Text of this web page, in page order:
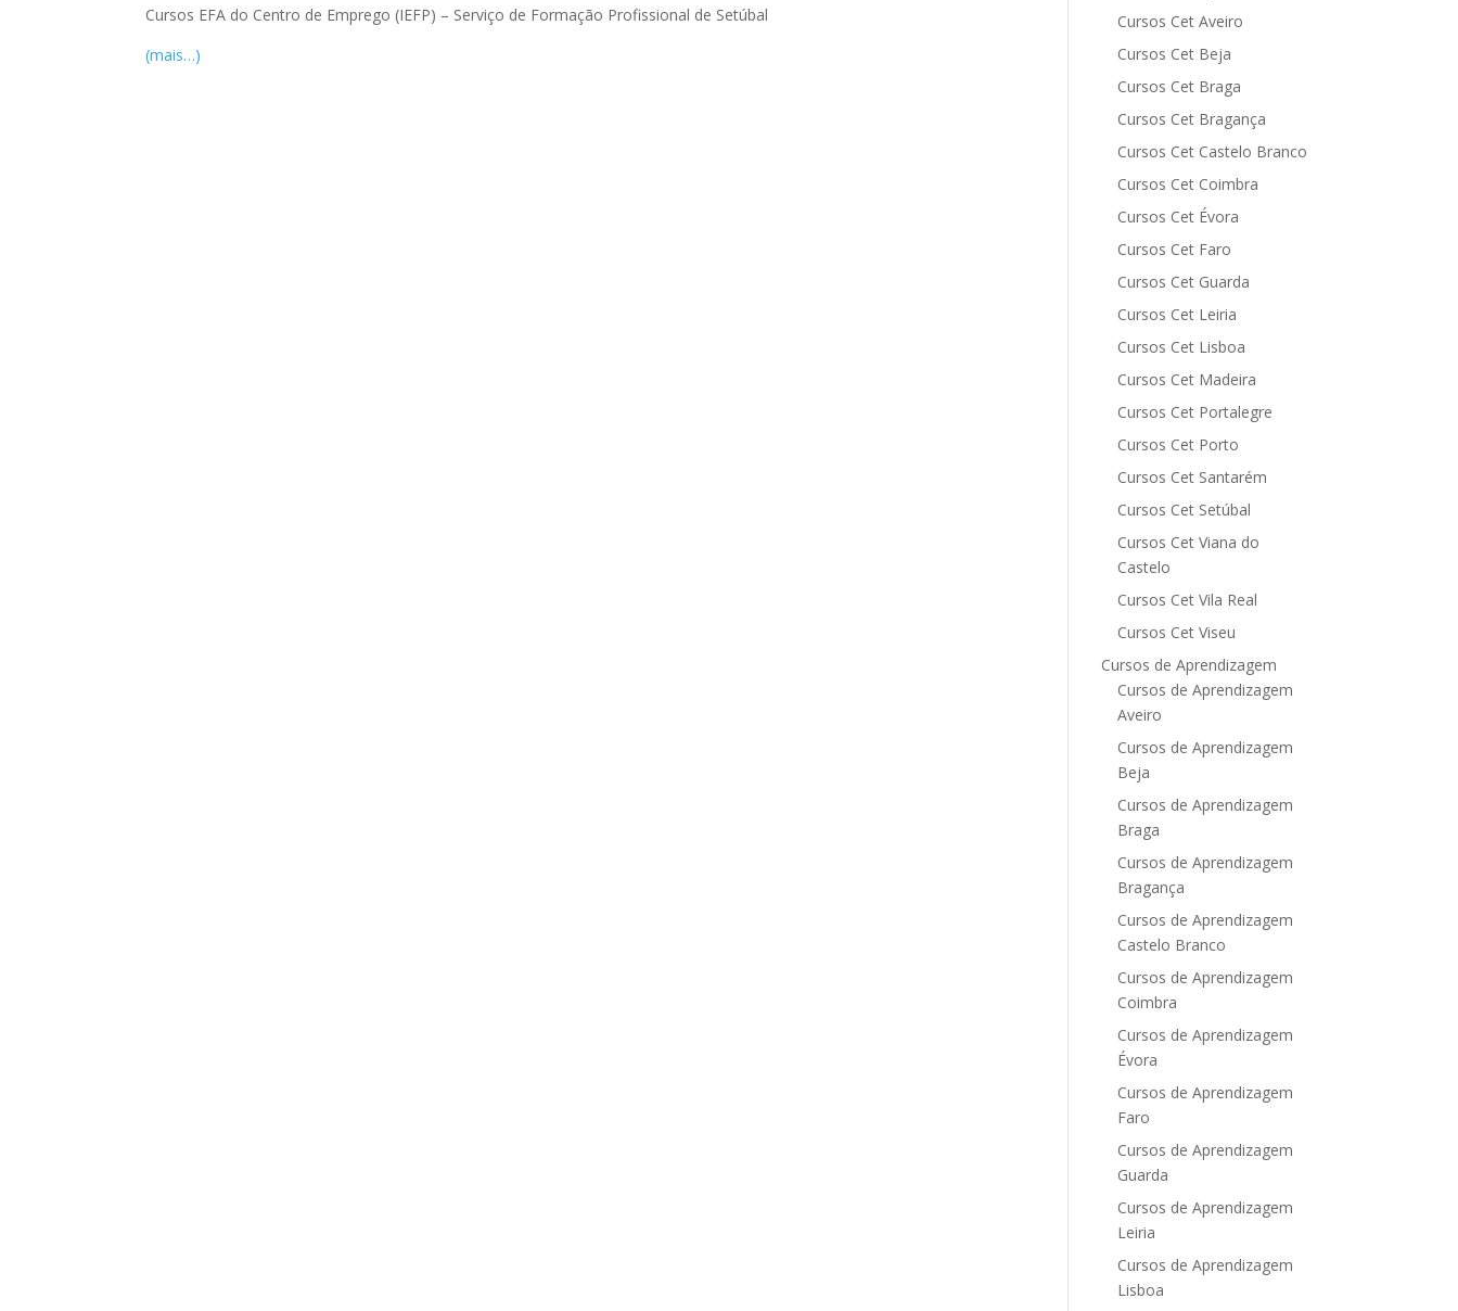
Cursos EFA do Centro de Emprego (IEFP) – Serviço de Formação Profissional de Setúbal
(mais…)
Cursos Cet Aveiro
Cursos Cet Beja
Cursos Cet Braga
Cursos Cet Bragança
Cursos Cet Castelo Branco
Cursos Cet Coimbra
Cursos Cet Évora
Cursos Cet Faro
Cursos Cet Guarda
Cursos Cet Leiria
Cursos Cet Lisboa
Cursos Cet Madeira
Cursos Cet Portalegre
Cursos Cet Porto
Cursos Cet Santarém
Cursos Cet Setúbal
Cursos Cet Viana do
Castelo
Cursos Cet Vila Real
Cursos Cet Viseu
Cursos de Aprendizagem
Cursos de Aprendizagem
Aveiro
Cursos de Aprendizagem
Beja
Cursos de Aprendizagem
Braga
Cursos de Aprendizagem
Bragança
Cursos de Aprendizagem
Castelo Branco
Cursos de Aprendizagem
Coimbra
Cursos de Aprendizagem
Évora
Cursos de Aprendizagem
Faro
Cursos de Aprendizagem
Guarda
Cursos de Aprendizagem
Leiria
Cursos de Aprendizagem
Lisboa